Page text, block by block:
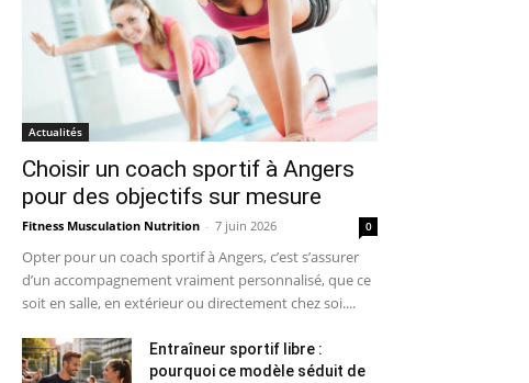
Actualités
Choisir un coach sportif à Angers
pour des objectifs sur mesure
Fitness Musculation Nutrition - 7 juin 2026 0
Opter pour un coach sportif à Angers, c’est s’assurer
d’un accompagnement vraiment personnalisé, que ce
soit en salle, en extérieur ou directement chez soi....
Entraîneur sportif libre :
pourquoi ce modèle séduit de